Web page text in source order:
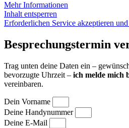
Mehr Informationen
Inhalt entsperren
Erforderlichen Service akzeptieren
Besprechungstermin
Trag unten deine Daten ein –
bevorzugte Uhrzeit – ich melde mich
vereinbaren.
Dein Vorname
Deine Handynummer
Deine E-Mail